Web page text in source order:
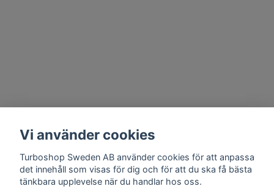
Vi använder cookies
Turboshop Sweden AB använder cookies för att anpassa
det innehåll som visas för dig och för att du ska få bästa
tänkbara upplevelse när du handlar hos oss.